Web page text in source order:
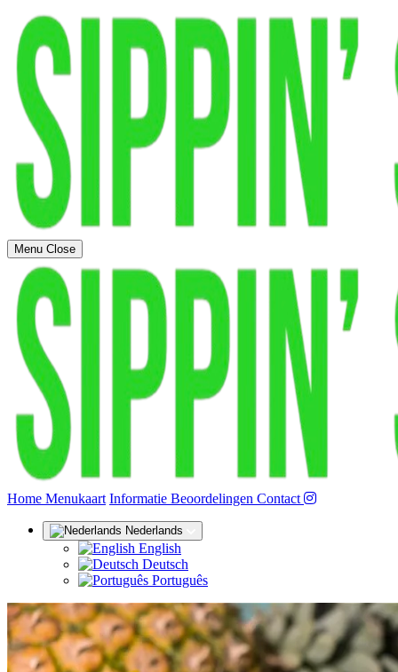
Menu Close
Home (huidige)
Menukaart Informatie Beoordelingen Contact
Nederlands
English
Deutsch
Português